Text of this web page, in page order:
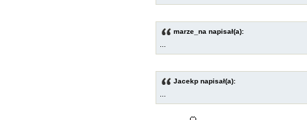
marze_na napisał(a):
Jacekp napisał(a):